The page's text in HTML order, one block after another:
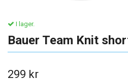
I lager.
Bauer Team Knit
299 kr